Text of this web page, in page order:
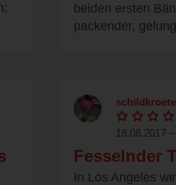
beiden ersten
packender,
schildkroete
18.08.2017
Fesselnder
In Los Angeles